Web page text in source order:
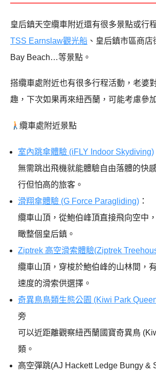
皇后鎮天空纜車附近還有很多景點或行
TSS Earnslaw觀光船 、皇后鎮市區商
Bay Beach…等景點。
搭纜車處附近也有很多行程活動，老婆
趣，下次如果再來紐西蘭，可能考慮參
纜車處附近景點
室內跳傘體驗 (iFLY Indoor Skydiving)
無需跳出飛機就能體驗自由落體的快
行但怕高的旅客。
滑翔傘體驗 (G Force Paragliding) ：
纜車山頂，從鮑伯峰頂直接飛向空中
瞰整個皇后鎮。
Ziptrek 高空滑索體驗(Ziptrek
纜車山頂，穿梭於鮑伯峰的山林間，
速度的滑索供選擇。
奇異鳥鳥類生態公園 (Kiwi Park
旁
可以近距離觀察紐西蘭國寶奇異鳥
類。
高空彈跳(AJ Hackett Ledge Bungy &